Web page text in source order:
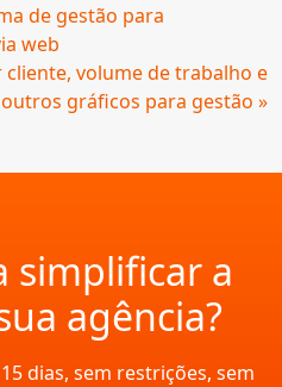
de gestão para
web
volume de trabalho e
outros gráficos para gestão »
simplificar a
agência?
dias, sem restrições, sem